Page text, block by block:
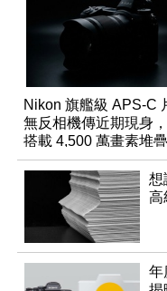
Nikon 旗艦級 APS-C
無反相機傳近期現身
搭載 4,500 萬畫素堆
感光元件？
想
高
年